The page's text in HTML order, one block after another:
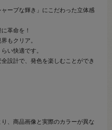
ープな輝き」にこだわった立体感
革命を！
もクリア。
い快適です。
設計で、発色を楽しむことができ
、商品画像と実際のカラーが異な